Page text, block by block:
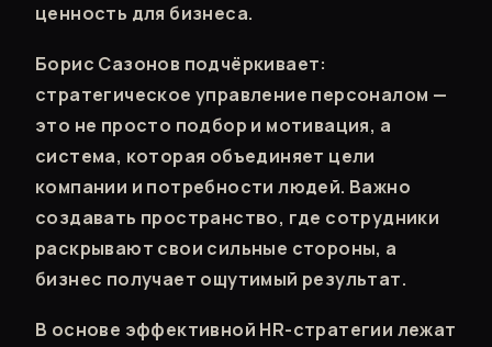
ценность для бизнеса.
Борис Сазонов подчёркивает:
стратегическое управление персоналом —
это не просто подбор и мотивация, а
система, которая объединяет цели
компании и потребности людей. Важно
создавать пространство, где сотрудники
раскрывают свои сильные стороны, а
бизнес получает ощутимый результат.
В основе эффективной HR-стратегии лежат